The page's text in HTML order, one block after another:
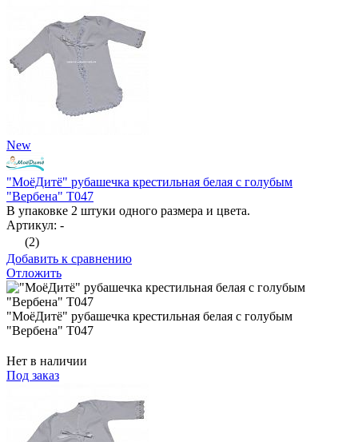
New
"МоёДитё" рубашечка крестильная белая с голубым
"Вербена" Т047
В упаковке 2 штуки одного размера и цвета.
Артикул: -
(2)
Добавить к сравнению
Отложить
"МоёДитё" рубашечка крестильная белая с голубым
"Вербена" Т047
Нет в наличии
Под заказ